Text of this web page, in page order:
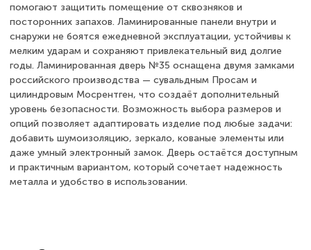
помогают защитить помещение от сквозняков и
посторонних запахов. Ламинированные панели внутри и
снаружи не боятся ежедневной эксплуатации, устойчивы к
мелким ударам и сохраняют привлекательный вид долгие
годы. Ламинированная дверь №35 оснащена двумя замками
российского производства — сувальдным Просам и
цилиндровым Мосрентген, что создаёт дополнительный
уровень безопасности. Возможность выбора размеров и
опций позволяет адаптировать изделие под любые задачи:
добавить шумоизоляцию, зеркало, кованые элементы или
даже умный электронный замок. Дверь остаётся доступным
и практичным вариантом, который сочетает надежность
металла и удобство в использовании.